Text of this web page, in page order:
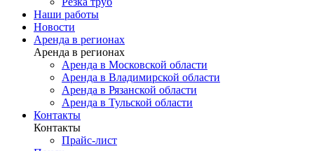
Наши работы
Новости
Аренда в регионах
Аренда в регионах
Аренда в Московской области
Аренда в Владимирской области
Аренда в Рязанской области
Аренда в Тульской области
Контакты
Контакты
Прайс-лист